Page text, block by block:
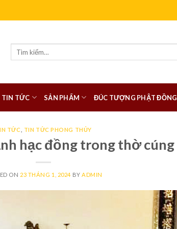
TIN TỨC SẢN PHẨM ĐÚC TƯỢNG PHẬT ĐỒNG
TỨC TIN TỨC PHONG THỦY
hạc đồng trong thờ cúng
ON 23 THÁNG 1, 2024 BY ADMIN